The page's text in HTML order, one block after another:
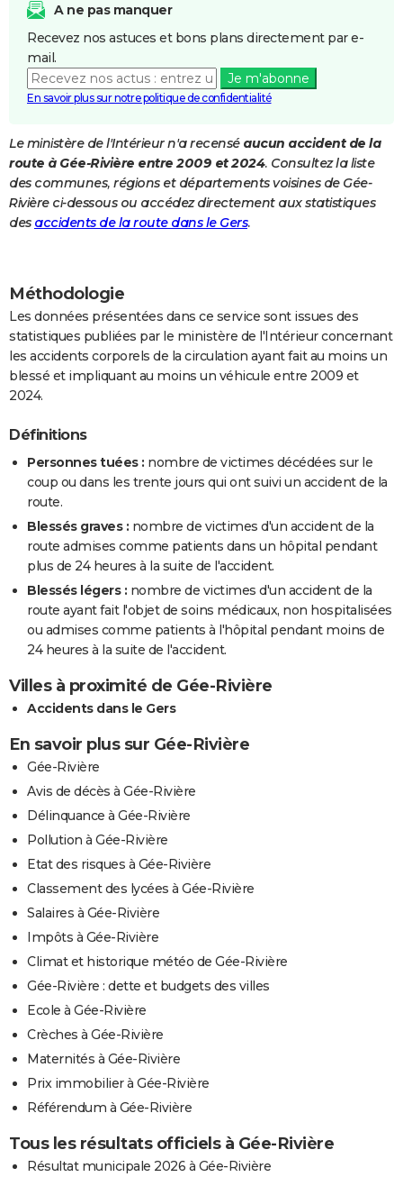
Destinations
City break
Voyage nature
Voyage de noces
Forum
Climat
PHOTO
GUIDES D'ACHAT
BONS PLANS
Carte de Noël
Carte Bonne année
Carte Saint-Valentin
Carte Pâques
Carte d'anniversaire
DICTIONNAIRE
Dictionnaire
Biographies
Citations
Expressions
Proverbes
PROGRAMME TV
FORUM
Bricolage
Television
A ne pas manquer
Recevez nos astuces et bons plans directement par e-
mail.
Je m'abonne
En savoir plus sur notre politique de confidentialité
Le ministère de l'Intérieur n'a recensé aucun accident de la
route à Gée-Rivière entre 2009 et 2024. Consultez la liste
des communes, régions et départements voisines de Gée-
Rivière ci-dessous ou accédez directement aux statistiques
des accidents de la route dans le Gers.
Méthodologie
Les données présentées dans ce service sont issues des
statistiques publiées par le ministère de l'Intérieur concernant
les accidents corporels de la circulation ayant fait au moins un
blessé et impliquant au moins un véhicule entre 2009 et
2024.
Définitions
Personnes tuées : nombre de victimes décédées sur le
coup ou dans les trente jours qui ont suivi un accident de la
route.
Blessés graves : nombre de victimes d'un accident de la
route admises comme patients dans un hôpital pendant
plus de 24 heures à la suite de l'accident.
Blessés légers : nombre de victimes d'un accident de la
route ayant fait l'objet de soins médicaux, non hospitalisées
ou admises comme patients à l'hôpital pendant moins de
24 heures à la suite de l'accident.
Villes à proximité de Gée-Rivière
Accidents dans le Gers
En savoir plus sur Gée-Rivière
Gée-Rivière
Avis de décès à Gée-Rivière
Délinquance à Gée-Rivière
Pollution à Gée-Rivière
Etat des risques à Gée-Rivière
Classement des lycées à Gée-Rivière
Salaires à Gée-Rivière
Impôts à Gée-Rivière
Climat et historique météo de Gée-Rivière
Gée-Rivière : dette et budgets des villes
Ecole à Gée-Rivière
Crèches à Gée-Rivière
Maternités à Gée-Rivière
Prix immobilier à Gée-Rivière
Référendum à Gée-Rivière
Tous les résultats officiels à Gée-Rivière
Résultat municipale 2026 à Gée-Rivière